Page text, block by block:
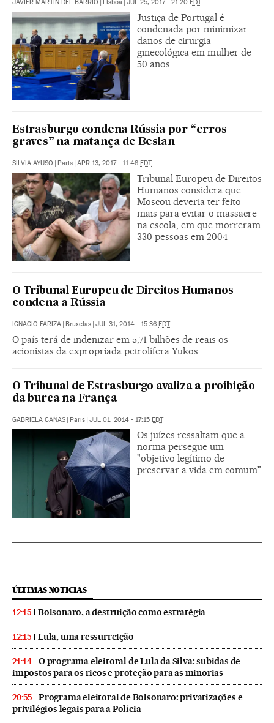
JAVIER MARTÍN DEL BARRIO Lisboa JUL 25, 2017 - 21:20 EDT
Justiça de Portugal é
condenada por minimizar
danos de cirurgia
ginecológica em mulher de
50 anos
Estrasburgo condena Rússia por “erros
graves” na matança de Beslan
SILVIA AYUSO Paris APR 13, 2017 - 11:48 EDT
Tribunal Europeu de Direitos
Humanos considera que
Moscou deveria ter feito
mais para evitar o massacre
na escola, em que morreram
330 pessoas em 2004
O Tribunal Europeu de Direitos Humanos
condena a Rússia
IGNACIO FARIZA | Bruxelas | JUL 31, 2014 - 15:36 EDT
O país terá de indenizar em 5,71 bilhões de reais os
acionistas da expropriada petrolífera Yukos
O Tribunal de Estrasburgo avaliza a proibição
da burca na França
GABRIELA CAÑAS | Paris | JUL 01, 2014 - 17:15 EDT
Os juízes ressaltam que a
norma persegue um
"objetivo legítimo de
preservar a vida em comum"
ÚLTIMAS NOTICIAS
12:15 Bolsonaro, a destruição como estratégia
12:15 Lula, uma ressurreição
21:14
O programa eleitoral de Lula da Silva: subidas de
impostos para os ricos e proteção para as minorias
20:55
Programa eleitoral de Bolsonaro: privatizações e
privilégios legais para a Polícia